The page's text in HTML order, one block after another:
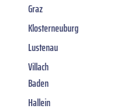
Graz
Klosterneuburg
Lustenau
Villach
Baden
Hallein